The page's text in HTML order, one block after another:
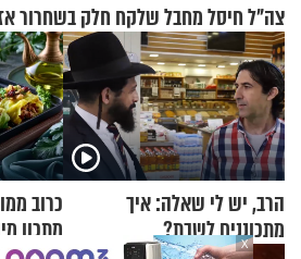
צה"ל חיסל מחבל שלקח חלק בשחרור
הרב, יש לי שאלה: איך
מתכוננים לשבת?
כרוב
מתכון
X